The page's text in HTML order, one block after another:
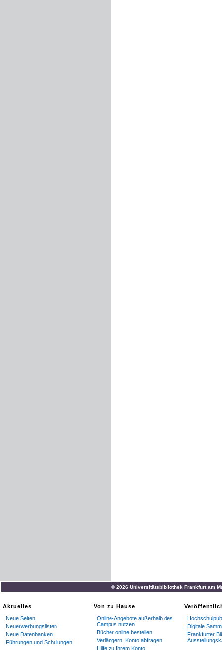
© 2026 Universitätsbibliothek Frankfurt am
Aktuelles
Neue Seiten
Neuerwerbungslisten
Neue Datenbanken
Führungen und Schulungen
Von zu Hause
Online-Angebote außerhalb des
Campus nutzen
Bücher online bestellen
Verlängern, Konto abfragen
Hilfe zu Ihrem Konto
Digitale
Frankfurter